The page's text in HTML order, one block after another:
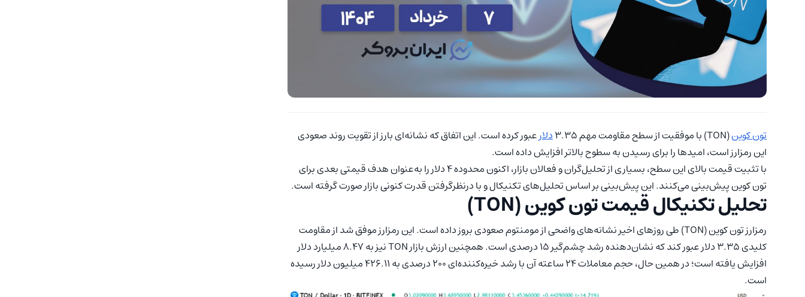
تون کوین(TON) با موفقیت از سطح مقاومت مهم ۳.۳۵ دلارعبور کرده است. این اتفاق که نشانه‌ای بارز از تقویت روند صعودی
این رمزارز است، امیدها را برای رسیدن به سطوح بالاتر افزایش داده است.
با تثبیت قیمت بالای این سطح، بسیاری از تحلیل‌گران و فعالان بازار، اکنون محدوده ۴ دلار را به‌عنوان هدف قیمتی بعدی برای
تون کوین پیش‌بینی می‌کنند. این پیش‌بینی بر اساس تحلیل‌های تکنیکال و با درنظرگرفتن قدرت کنونی بازار صورت گرفته است.
تحلیل تکنیکال قیمت تون کوین (TON)
رمزارز تون کوین (TON) طی روزهای اخیر نشانه‌های واضحی از مومنتوم صعودی بروز داده است. این رمزارز موفق شد از مقاومت
کلیدی ۳.۳۵ دلار عبور کند که نشان‌دهنده رشد چشم‌گیر ۱۵ درصدی است. همچنین ارزش بازار TON نیز به ۸.۴۷ میلیارد دلار
افزایش یافته است؛ در همین حال، حجم معاملات ۲۴ ساعته آن با رشد خیره‌کننده‌ای ۲۰۰ درصدی به ۴۲۶.۱۱ میلیون دلار رسیده
است.